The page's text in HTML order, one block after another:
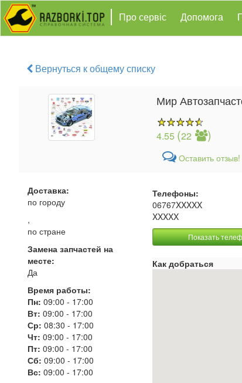
Про сервіс Допомога
Вернуться к общему списку
Мир
4.55 (22 )
Оставить отзыв!
Доставка:
по городу
,
по стране
Замена запчастей на
месте:
Да
Время работы:
Пн: 09:00 - 17:00
Вт: 09:00 - 17:00
Ср: 08:30 - 17:00
Чт: 09:00 - 17:00
Пт: 09:00 - 17:00
Сб: 09:00 - 17:00
Вс: 09:00 - 17:00
Телефоны:
06767XXXXX
XXXXX
Показать
Как добраться